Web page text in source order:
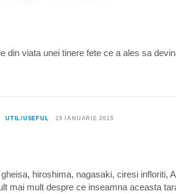
din viata unei tinere fete ce a ales sa
UTIL/USEFUL 19 IANUARIE 2015
hiroshima, nagasaki, ciresi infloriti,
mai mult despre ce inseamna aceasta